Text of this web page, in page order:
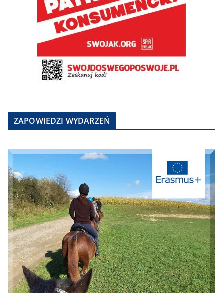
ZAPOWIEDZI WYDARZEŃ